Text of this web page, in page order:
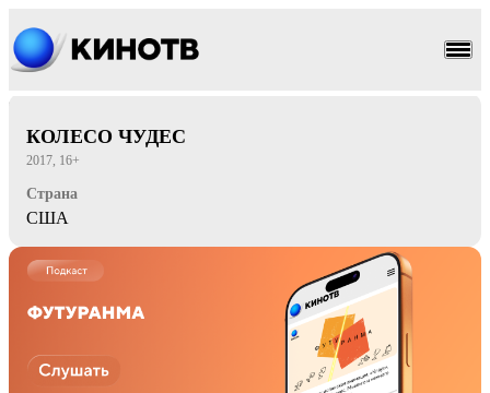
КОЛЕСО ЧУДЕС
2017, 16+
Страна
США